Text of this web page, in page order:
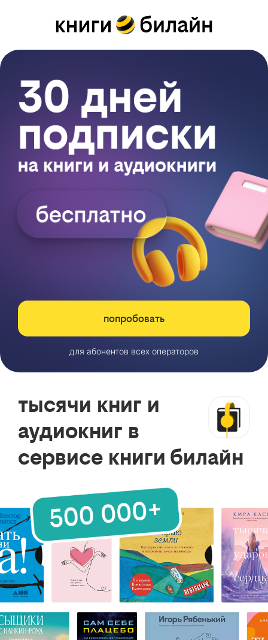
попробовать
для абонентов всех операторов
тысячи книг и
аудиокниг в
сервисе книги билайн